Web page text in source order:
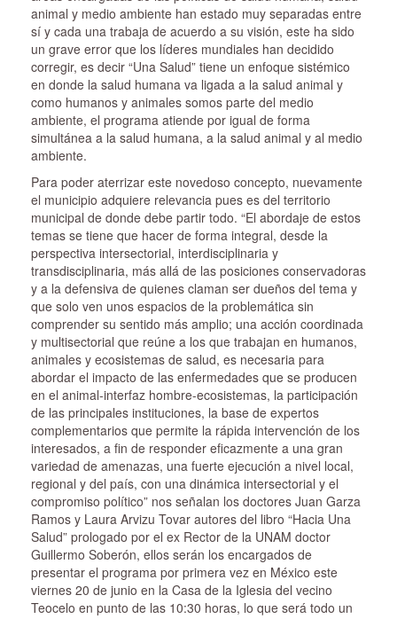
animal y medio ambiente han estado muy separadas entre
sí y cada una trabaja de acuerdo a su visión, este ha sido
un grave error que los líderes mundiales han decidido
corregir, es decir “Una Salud” tiene un enfoque sistémico
en donde la salud humana va ligada a la salud animal y
como humanos y animales somos parte del medio
ambiente, el programa atiende por igual de forma
simultánea a la salud humana, a la salud animal y al medio
ambiente.
Para poder aterrizar este novedoso concepto, nuevamente
el municipio adquiere relevancia pues es del territorio
municipal de donde debe partir todo. “El abordaje de estos
temas se tiene que hacer de forma integral, desde la
perspectiva intersectorial, interdisciplinaria y
transdisciplinaria, más allá de las posiciones conservadoras
y a la defensiva de quienes claman ser dueños del tema y
que solo ven unos espacios de la problemática sin
comprender su sentido más amplio; una acción coordinada
y multisectorial que reúne a los que trabajan en humanos,
animales y ecosistemas de salud, es necesaria para
abordar el impacto de las enfermedades que se producen
en el animal-interfaz hombre-ecosistemas, la participación
de las principales instituciones, la base de expertos
complementarios que permite la rápida intervención de los
interesados, a fin de responder eficazmente a una gran
variedad de amenazas, una fuerte ejecución a nivel local,
regional y del país, con una dinámica intersectorial y el
compromiso político” nos señalan los doctores Juan Garza
Ramos y Laura Arvizu Tovar autores del libro “Hacia Una
Salud” prologado por el ex Rector de la UNAM doctor
Guillermo Soberón, ellos serán los encargados de
presentar el programa por primera vez en México este
viernes 20 de junio en la Casa de la Iglesia del vecino
Teocelo en punto de las 10:30 horas, lo que será todo un